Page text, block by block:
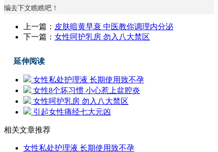
编去下文瞧瞧吧！
上一篇： 皮肤暗黄早衰 中医教你调理内分泌
下一篇： 女性呵护乳房 勿入八大禁区
延伸阅读
女性私处护理液 长期使用致不孕
女性8个坏习惯 小心惹上盆腔炎
女性呵护乳房 勿入八大禁区
引起女性痛经七大元凶
相关文章推荐
女性私处护理液 长期使用致不孕